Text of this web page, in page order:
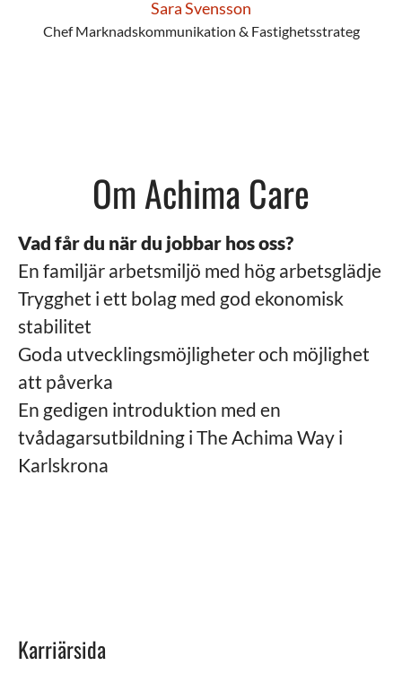
Sara Svensson
Chef Marknadskommunikation & Fastighetsstrateg
Om Achima Care
Vad får du när du jobbar hos oss?
En familjär arbetsmiljö med hög arbetsglädje
Trygghet i ett bolag med god ekonomisk
stabilitet
Goda utvecklingsmöjligheter och möjlighet
att påverka
En gedigen introduktion med en
tvådagarsutbildning i The Achima Way i
Karlskrona
Karriärsida